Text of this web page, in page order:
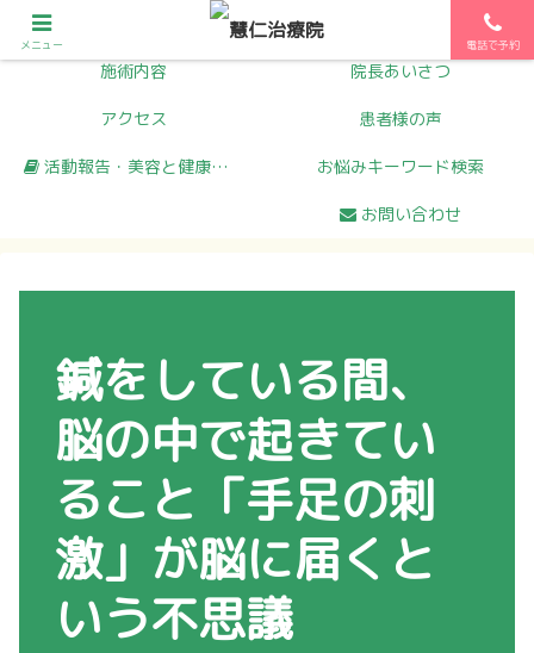
施術内容 院長あいさつ
アクセス 患者様の声
活動報告・美容と健康コラム お悩みキーワード検索
お問い合わせ
鍼をしている間、
脳の中で起きてい
ること「手足の刺
激」が脳に届くと
いう不思議
メニュー 電話で予約